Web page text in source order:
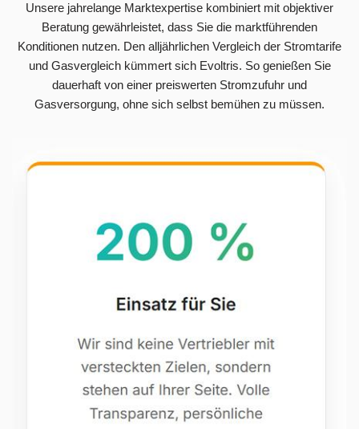
Unsere jahrelange Marktexpertise kombiniert mit objektiver
Beratung gewährleistet, dass Sie die marktführenden
Konditionen nutzen. Den alljährlichen Vergleich der Stromtarife
und Gasvergleich kümmert sich Evoltris. So genießen Sie
dauerhaft von einer preiswerten Stromzufuhr und
Gasversorgung, ohne sich selbst bemühen zu müssen.